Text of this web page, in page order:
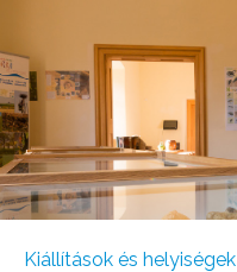
Kiállítások és helyiségek